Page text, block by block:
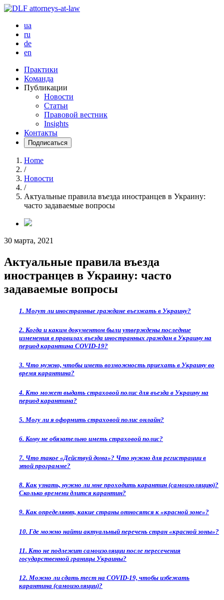
ua
ru
de
en
Практики
Команда
Публикации
Новости
Статьи
Правовой вестник
Insights
Контакты
Подписаться
Home
/
Новости
/
Актуальные правила въезда иностранцев в Украину:
часто задаваемые вопросы
30 марта, 2021
Актуальные правила въезда
иностранцев в Украину: часто
задаваемые вопросы
1. Могут ли иностранные граждане въезжать в Украину?
2. Когда и каким документом были утверждены последние
изменения в правилах въезда иностранных граждан в Украину на
период карантина COVID-19?
3. Что нужно, чтобы иметь возможность приехать в Украину во
время карантина?
4. Кто может выдать страховой полис для въезда в Украину на
период карантина?
5. Могу ли я оформить страховой полис онлайн?
6. Кому не обязательно иметь страховой полис?
7. Что такое «Действуй дома»? Что нужно для регистрации в
этой программе?
8. Как узнать, нужно ли мне проходить карантин (самоизоляцию)?
Сколько времени длится карантин?
9. Как определяют, какие страны относятся к «красной зоне»?
10. Где можно найти актуальный перечень стран «красной зоны»?
11. Кто не подлежит самоизоляции после пересечения
государственной границы Украины?
12. Можно ли сдать тест на COVID-19, чтобы избежать
карантина (самоизоляции)?